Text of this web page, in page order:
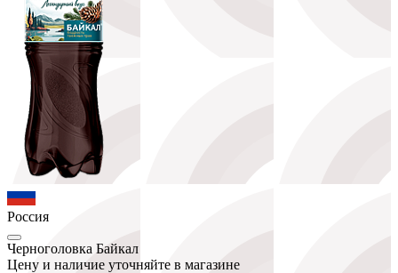
Россия
Черноголовка Байкал
Цену и наличие уточняйте в магазине